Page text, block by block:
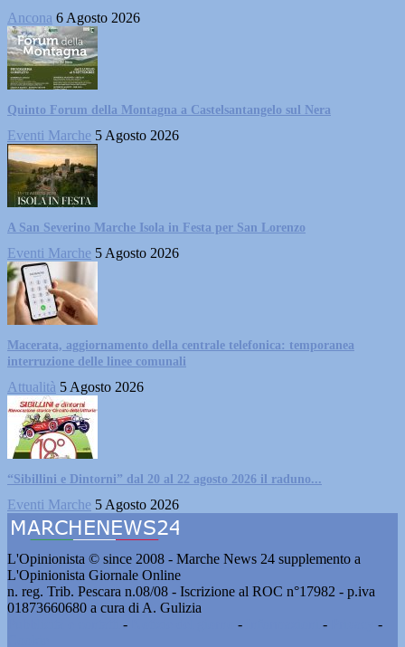
Ancona 6 Agosto 2026
Quinto Forum della Montagna a Castelsantangelo sul Nera
Eventi Marche 5 Agosto 2026
A San Severino Marche Isola in Festa per San Lorenzo
Eventi Marche 5 Agosto 2026
Macerata, aggiornamento della centrale telefonica: temporanea
interruzione delle linee comunali
Attualità 5 Agosto 2026
“Sibillini e Dintorni” dal 20 al 22 agosto 2026 il raduno...
Eventi Marche 5 Agosto 2026
L'Opinionista © since 2008 - Marche News 24 supplemento a
L'Opinionista Giornale Online
n. reg. Trib. Pescara n.08/08 - Iscrizione al ROC n°17982 - p.iva
01873660680 a cura di A. Gulizia
- - -
-